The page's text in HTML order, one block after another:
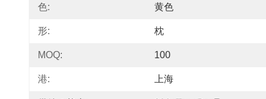
色: 黄色
形: 枕
MOQ: 100
港: 上海